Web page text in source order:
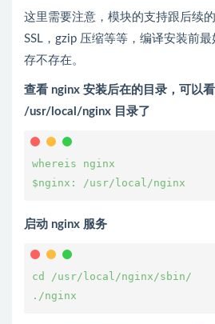
这里需要注意，模块的支持跟后续
SSL，gzip 压缩等等，编译安装前
存不存在。
查看 nginx 安装后在的目录，可以
/usr/local/nginx 目录了
whereis nginx
$nginx: /usr/local/nginx
启动 nginx 服务
cd /usr/local/nginx/sbin/
./nginx